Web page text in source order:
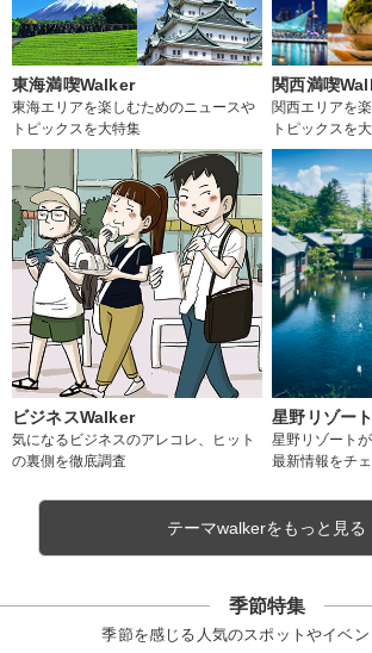
東海満喫Walker
東海エリアを楽しむためのニュースや
トピックスを大特集
関西満喫
関西エリアを
トピックスを
ビジネスWalker
気になるビジネスのアレコレ、ヒット
の裏側を徹底調査
星野リゾー
星野リゾート
最新情報をチェ
テーマwalkerをもっと見る
季節特集
季節を感じる人気のスポットやイベ